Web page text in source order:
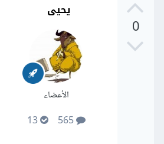
0
يحيى
الأعضاء
565
13